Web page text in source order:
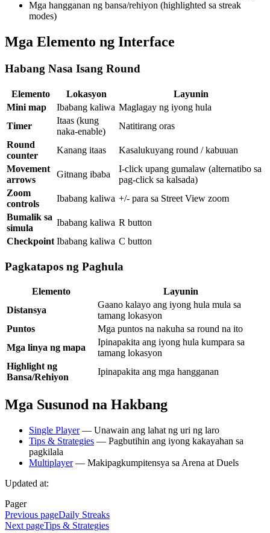
Mga hangganan ng bansa/rehiyon (highlighted sa streak
modes)
Mga Elemento ng Interface
Habang Nasa Isang Round
Elemento Lokasyon
Layunin
Mini map
Ibabang kaliwa Maglagay ng iyong hula
Timer
Itaas (kung
naka-enable)
Natitirang oras
Round
counter
Kanang itaas
Kasalukuyang round / kabuuan
Movement
arrows
Gitnang ibaba
I-click upang gumalaw (alternatibo sa
pag-click sa kalsada)
Zoom
controls
Ibabang kaliwa +/- para sa Street View zoom
Bumalik sa
simula
Ibabang kaliwa R button
Checkpoint Ibabang kaliwa C button
Pagkatapos ng Paghula
Elemento
Layunin
Distansya
Gaano kalayo ang iyong hula mula sa
tamang lokasyon
Puntos
Mga puntos na nakuha sa round na ito
Mga linya ng mapa
Ipinapakita ang iyong hula kumpara sa
tamang lokasyon
Highlight ng
Bansa/Rehiyon
Ipinapakita ang mga hangganan
Mga Susunod na Hakbang
Single Player— Unawain ang lahat ng uri ng laro
Tips & Strategies — Pagbutihin ang iyong kakayahan sa
pagkilala
Multiplayer— Makipagkumpitensya sa Arena at Duels
Updated at:
Pager
Previous pageDaily Streaks
Next pageTips & Strategies